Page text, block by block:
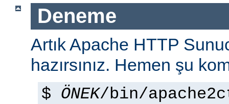
Deneme
Artık Apache HTTP
hazırsınız. Hemen şu
$ ÖNEK/bin/